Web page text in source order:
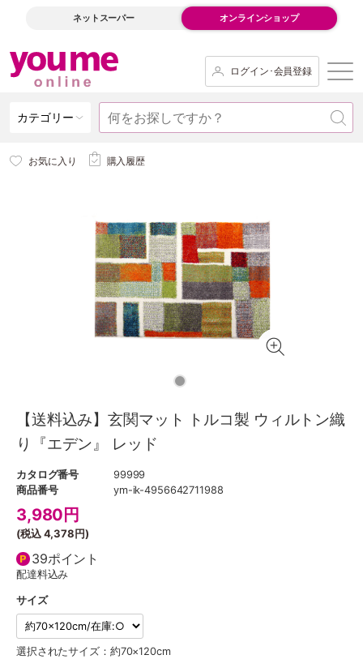
ネットスーパー オンラインショップ
ログイン･会員登録
カテゴリー
お気に入り 購入履歴
【送料込み】玄関マット トルコ製 ウィルトン織
り『エデン』 レッド
カタログ番号
99999
商品番号
ym-ik-4956642711988
3,980 円
(税込4,378円)
39ポイント
配達料込み
サイズ
選択されたサイズ：約70×120cm